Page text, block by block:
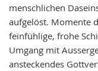
menschlichen
aufgelöst. Momente
feinfühlige, frohe
Umgang mit
ansteckendes